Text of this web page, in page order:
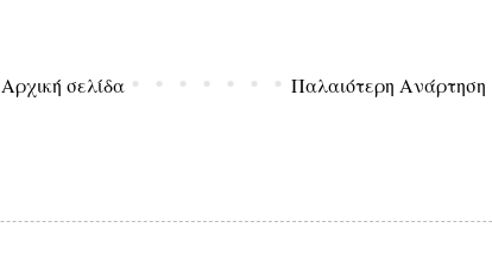
Παλαιότερη Ανάρτηση
Αρχική σελίδα